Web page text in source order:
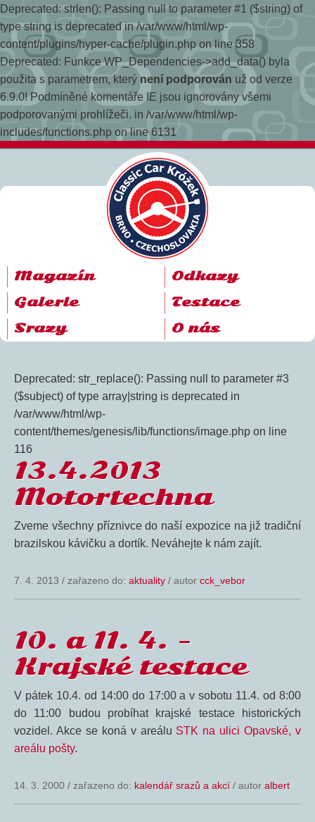
Deprecated: strlen(): Passing null to parameter #1 ($string) of
type string is deprecated in /var/www/html/wp-
content/plugins/hyper-cache/plugin.php on line 358
Deprecated: Funkce WP_Dependencies->add_data() byla
použita s parametrem, který není podporován už od verze
6.9.0! Podmíněné komentáře IE jsou ignorovány všemi
podporovanými prohlížeči. in /var/www/html/wp-
includes/functions.php on line 6131
Magazín
Galerie
Srazy
Odkazy
Testace
O nás
Deprecated: str_replace(): Passing null to parameter #3
($subject) of type array|string is deprecated in
/var/www/html/wp-
content/themes/genesis/lib/functions/image.php on line
116
13.4.2013
Motortechna
Zveme všechny příznivce do naší expozice na již tradiční
brazilskou kávičku a dortík. Neváhejte k nám zajít.
7. 4. 2013 / zařazeno do: aktuality / autor cck_vebor
10. a 11. 4. –
Krajské testace
V pátek 10.4. od 14:00 do 17:00 a v sobotu 11.4. od 8:00
do 11:00 budou probíhat krajské testace historických
vozidel. Akce se koná v areálu STK na ulici Opavské, v
areálu pošty.
14. 3. 2000 / zařazeno do: kalendář srazů a akcí / autor albert